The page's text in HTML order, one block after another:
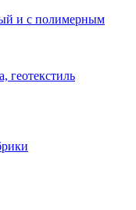
и с полимерным
геотекстиль